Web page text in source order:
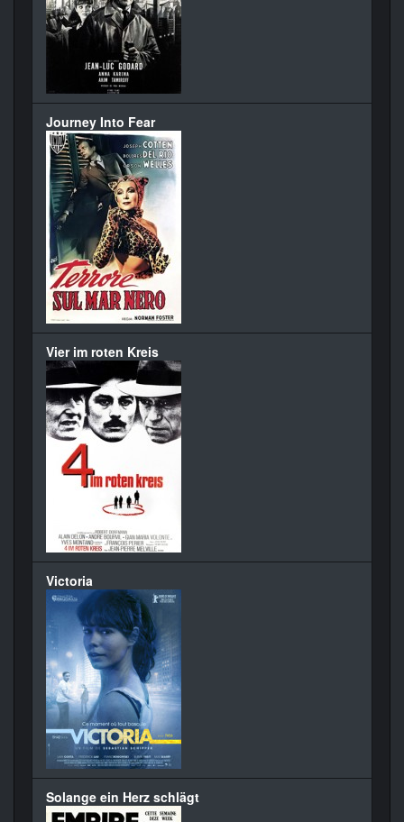
Journey Into Fear
Vier im roten Kreis
Victoria
Solange ein Herz schlägt